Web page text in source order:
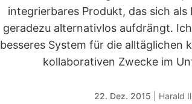
integrierbares Produkt, das sich
geradezu alternativlos aufdrängt.
besseres System für die alltäglichen
kollaborativen Zwecke im
22. Dez. 2015 Harald